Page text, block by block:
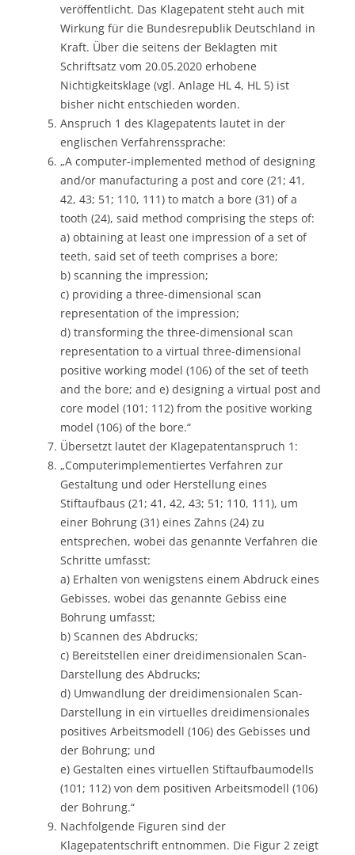
veröffentlicht. Das Klagepatent steht auch mit
Wirkung für die Bundesrepublik Deutschland in
Kraft. Über die seitens der Beklagten mit
Schriftsatz vom 20.05.2020 erhobene
Nichtigkeitsklage (vgl. Anlage HL 4, HL 5) ist
bisher nicht entschieden worden.
Anspruch 1 des Klagepatents lautet in der
englischen Verfahrenssprache:
„A computer-implemented method of designing
and/or manufacturing a post and core (21; 41,
42, 43; 51; 110, 111) to match a bore (31) of a
tooth (24), said method comprising the steps of:
a) obtaining at least one impression of a set of
teeth, said set of teeth comprises a bore;
b) scanning the impression;
c) providing a three-dimensional scan
representation of the impression;
d) transforming the three-dimensional scan
representation to a virtual three-dimensional
positive working model (106) of the set of teeth
and the bore; and e) designing a virtual post and
core model (101; 112) from the positive working
model (106) of the bore.“
Übersetzt lautet der Klagepatentanspruch 1:
„Computerimplementiertes Verfahren zur
Gestaltung und oder Herstellung eines
Stiftaufbaus (21; 41, 42, 43; 51; 110, 111), um
einer Bohrung (31) eines Zahns (24) zu
entsprechen, wobei das genannte Verfahren die
Schritte umfasst:
a) Erhalten von wenigstens einem Abdruck eines
Gebisses, wobei das genannte Gebiss eine
Bohrung umfasst;
b) Scannen des Abdrucks;
c) Bereitstellen einer dreidimensionalen Scan-
Darstellung des Abdrucks;
d) Umwandlung der dreidimensionalen Scan-
Darstellung in ein virtuelles dreidimensionales
positives Arbeitsmodell (106) des Gebisses und
der Bohrung; und
e) Gestalten eines virtuellen Stiftaufbaumodells
(101; 112) von dem positiven Arbeitsmodell (106)
der Bohrung.“
Nachfolgende Figuren sind der
Klagepatentschrift entnommen. Die Figur 2 zeigt